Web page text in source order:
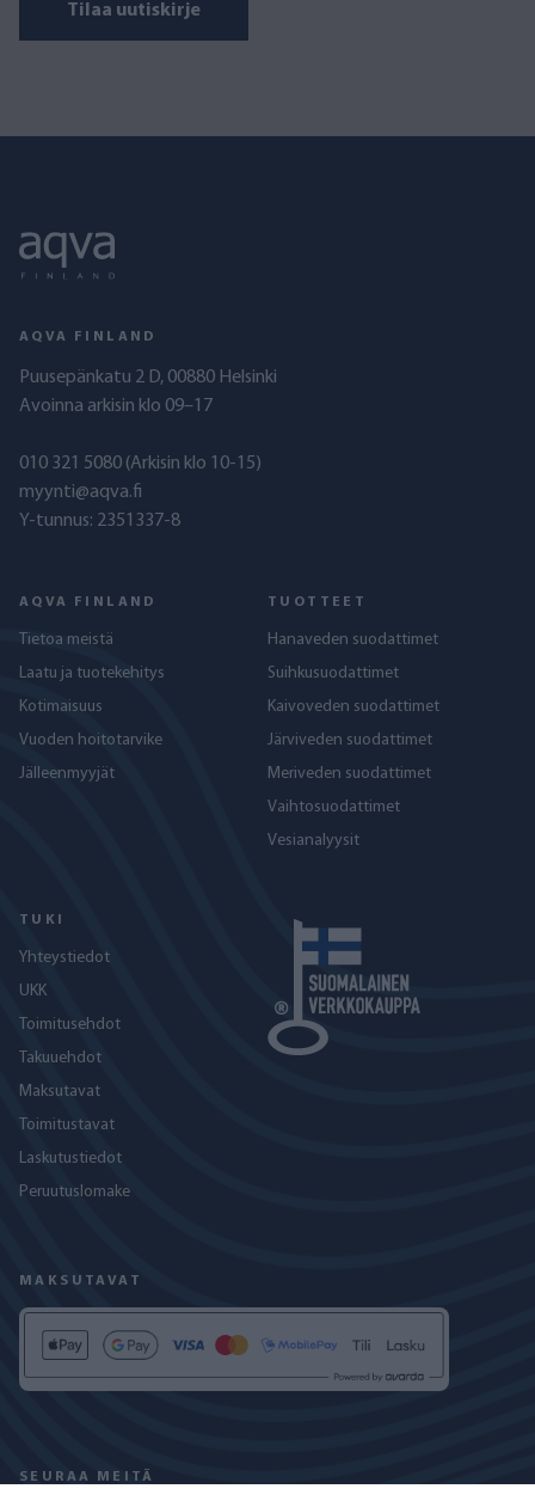
Tilaa uutiskirje
AQVA FINLAND
Puusepänkatu 2 D, 00880 Helsinki
Avoinna arkisin klo 09–17
010 321 5080 (Arkisin klo 10-15)
myynti@aqva.fi
Y-tunnus: 2351337-8
AQVA FINLAND
Tietoa meistä
Laatu ja tuotekehitys
Kotimaisuus
Vuoden hoitotarvike
Jälleenmyyjät
TUOTTEET
Hanaveden suodattimet
Suihkusuodattimet
Kaivoveden suodattimet
Järviveden suodattimet
Meriveden suodattimet
Vaihtosuodattimet
Vesianalyysit
TUKI
Yhteystiedot
UKK
Toimitusehdot
Takuuehdot
Maksutavat
Toimitustavat
Laskutustiedot
Peruutuslomake
MAKSUTAVAT
SEURAA MEITÄ